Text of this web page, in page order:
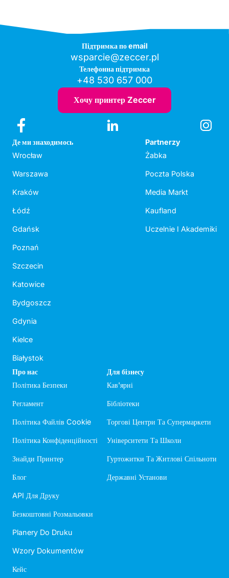
Підтримка по email
wsparcie@zeccer.pl
Телефонна підтримка
+48 530 657 000
Хочу принтер Zeccer
Де ми знаходимось
Wrocław
Warszawa
Kraków
Łódź
Gdańsk
Poznań
Szczecin
Katowice
Bydgoszcz
Gdynia
Kielce
Białystok
Partnerzy
Żabka
Poczta Polska
Media Markt
Kaufland
Uczelnie I Akademiki
Про нас
Політика Безпеки
Регламент
Політика Файлів Cookie
Політика Конфіденційності
Знайди Принтер
Блог
API Для Друку
Безкоштовні Розмальовки
Planery Do Druku
Wzory Dokumentów
Кейс
Для бізнесу
Кав'ярні
Бібліотеки
Торгові Центри Та Супермаркети
Університети Та Школи
Гуртожитки Та Житлові Спільноти
Державні Установи